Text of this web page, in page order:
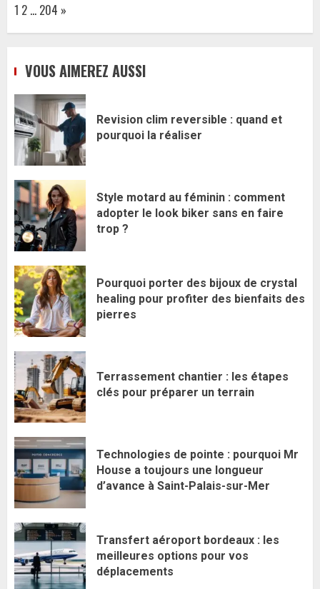
Page:
1 2 … 204 Next
»
VOUS AIMEREZ AUSSI
Revision clim reversible : quand et
pourquoi la réaliser
Style motard au féminin : comment
adopter le look biker sans en faire
trop ?
Pourquoi porter des bijoux de crystal
healing pour profiter des bienfaits des
pierres
Terrassement chantier : les étapes
clés pour préparer un terrain
Technologies de pointe : pourquoi Mr
House a toujours une longueur
d’avance à Saint-Palais-sur-Mer
Transfert aéroport bordeaux : les
meilleures options pour vos
déplacements